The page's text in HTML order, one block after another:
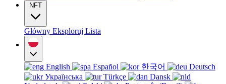
NFT
Główny Eksploruj Lista
English Español 한국어
Deutsch
Українська
Türkçe
Dansk